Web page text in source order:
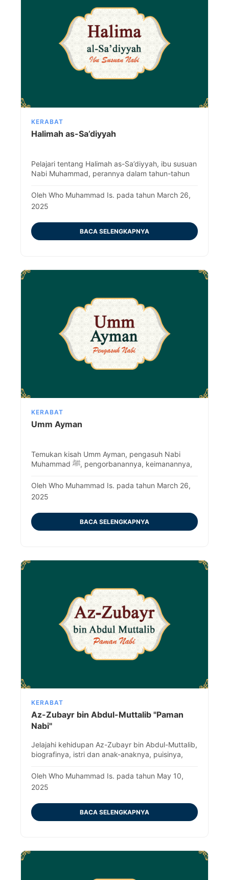
KERABAT
Halimah as-Sa’diyyah
Pelajari tentang Halimah as-Sa’diyyah, ibu susuan
Nabi Muhammad, perannya dalam tahun-tahun
kesetiaan Nabi kepadanya.
Oleh Who Muhammad Is. pada tahun March 26,
2025
BACA SELENGKAPNYA
KERABAT
Umm Ayman
Temukan kisah Umm Ayman, pengasuh Nabi
Muhammad ﷺ, pengorbanannya, keimanannya,
Oleh Who Muhammad Is. pada tahun March 26,
2025
BACA SELENGKAPNYA
KERABAT
Az-Zubayr bin Abdul-Muttalib "Paman
Nabi"
Jelajahi kehidupan Az-Zubayr bin Abdul-Muttalib,
biografinya, istri dan anak-anaknya, puisinya,
sebelum Islam & wafatnya.
Oleh Who Muhammad Is. pada tahun May 10,
2025
BACA SELENGKAPNYA